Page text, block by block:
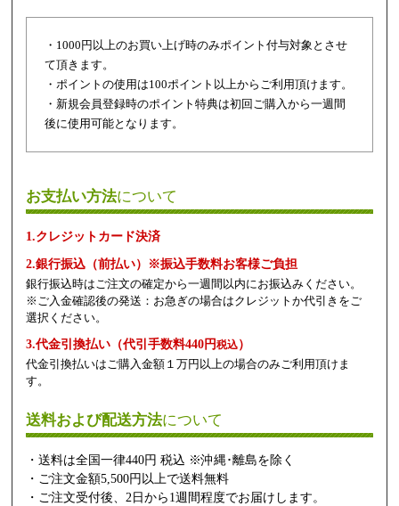
・1000円以上のお買い上げ時のみポイント付与対象とさせ
て頂きます。
・ポイントの使用は100ポイント以上からご利用頂けます。
・新規会員登録時のポイント特典は初回ご購入から一週間
後に使用可能となります。
お支払い方法について
1.クレジットカード決済
2.銀行振込（前払い）※振込手数料お客様ご負担
銀行振込時はご注文の確定から一週間以内にお振込みください。
※ご入金確認後の発送：お急ぎの場合はクレジットか代引きをご
選択ください。
3.代金引換払い（代引手数料440円税込）
代金引換払いはご購入金額１万円以上の場合のみご利用頂けま
す。
送料および配送方法について
・送料は全国一律440円 税込 ※沖縄･離島を除く
・ご注文金額5,500円以上で送料無料
・ご注文受付後、2日から1週間程度でお届けします。